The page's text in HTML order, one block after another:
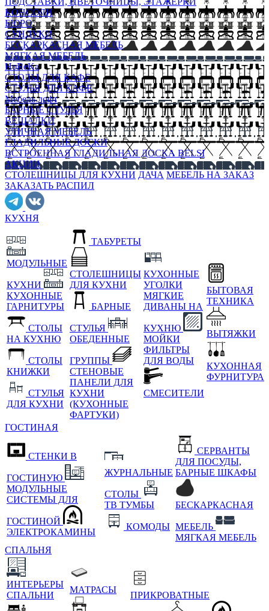
КОНСОЛИ
БЮРО
СУНДУКИ
БЕСКАРКАСНАЯ МЕБЕЛЬ
МЯГКАЯ МЕБЕЛЬ
HoReKa
СТОЛЫ ДЛЯ КАФЕ
СТУЛЬЯ ДЛЯ КАФЕ
Мебель лофт
БАРНЫЕ СТУЛЬЯ
ВЕШАЛКИ
УЛИЧНАЯ МЕБЕЛЬ
ГЛАДИЛЬНЫЕ ДОСКИ
ВСТРОЕННАЯ ГЛАДИЛЬНАЯ ДОСКА BELSI
АКЦИИ
СТОЛЕШНИЦЫ ДЛЯ КУХНИ ДАЧА МЕБЕЛЬ НА ЗАКАЗ
ЗАКАЗАТЬ РАСПИЛ
КУХНЯ
МОДУЛЬНЫЕ
КУХНИ
КУХОННЫЕ
ГАРНИТУРЫ
СТОЛЫ
НА КУХНЮ
СТОЛЫ
КНИЖКИ
СТУЛЬЯ
ДЛЯ КУХНИ
ТАБУРЕТЫ
СТОЛЕШНИЦЫ
ДЛЯ КУХНИ
БАРНЫЕ
СТУЛЬЯ
ОБЕДЕННЫЕ
ГРУППЫ
СТЕНОВЫЕ
ПАНЕЛИ ДЛЯ
КУХНИ
(КУХОННЫЕ
ФАРТУКИ)
КУХОННЫЕ
УГОЛКИ
МЯГКИЕ
ДИВАНЫ НА
КУХНЮ
МОЙКИ
ФИЛЬТРЫ
ДЛЯ ВОДЫ
СМЕСИТЕЛИ
БЫТОВАЯ
ТЕХНИКА
ВЫТЯЖКИ
КУХОННАЯ
ФУРНИТУРА
ГОСТИНАЯ
СТЕНКИ В
ГОСТИНУЮ
МОДУЛЬНЫЕ
СИСТЕМЫ ДЛЯ
ГОСТИНОЙ
ЭЛЕКТРОКАМИНЫ
ЖУРНАЛЬНЫЕ
СТОЛЫ
ТВ ТУМБЫ
КОМОДЫ
СЕРВАНТЫ
ДЛЯ ПОСУДЫ,
БАРНЫЕ ШКАФЫ
БЕСКАРКАСНАЯ
МЕБЕЛЬ
МЯГКАЯ МЕБЕЛЬ
СПАЛЬНЯ
ИНТЕРЬЕРЫ
СПАЛЬНИ
МАТРАСЫ
ПРИКРОВАТНЫЕ